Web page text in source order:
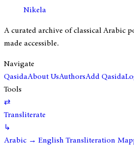
Nikela
A curated archive of classical Arabic
made accessible.
Navigate
QasidaAbout UsAuthorsAdd Qasida
Tools
⇄
Transliterate
↳
Arabic → English Transliteration